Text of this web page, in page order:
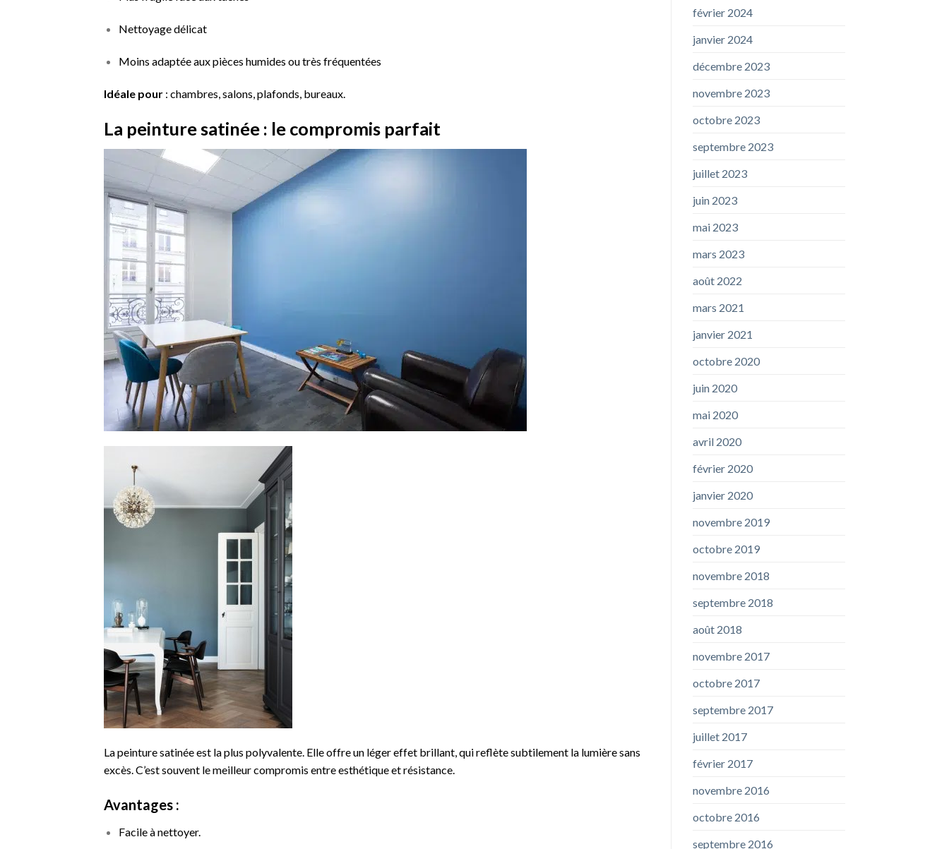
Nettoyage délicat
Moins adaptée aux pièces humides ou très fréquentées
Idéale pour : chambres, salons, plafonds, bureaux.
La peinture satinée : le compromis parfait
La peinture satinée est la plus polyvalente. Elle offre un léger effet brillant, qui reflète subtilement la lumière sans
excès. C’est souvent le meilleur compromis entre esthétique et résistance.
Avantages :
Facile à nettoyer.
février 2024
janvier 2024
décembre 2023
novembre 2023
octobre 2023
septembre 2023
juillet 2023
juin 2023
mai 2023
mars 2023
août 2022
mars 2021
janvier 2021
octobre 2020
juin 2020
mai 2020
avril 2020
février 2020
janvier 2020
novembre 2019
octobre 2019
novembre 2018
septembre 2018
août 2018
novembre 2017
octobre 2017
septembre 2017
juillet 2017
février 2017
novembre 2016
octobre 2016
septembre 2016